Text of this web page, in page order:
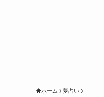
ホーム 夢占い